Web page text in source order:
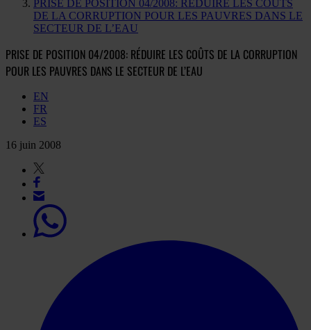
PRISE DE POSITION 04/2008: RÉDUIRE LES COÛTS
DE LA CORRUPTION POUR LES PAUVRES DANS LE
SECTEUR DE L’EAU
PRISE DE POSITION 04/2008: RÉDUIRE LES COÛTS DE LA CORRUPTION
POUR LES PAUVRES DANS LE SECTEUR DE L’EAU
EN
FR
ES
16 juin 2008